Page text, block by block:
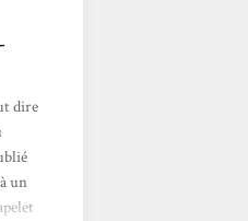
dire
un